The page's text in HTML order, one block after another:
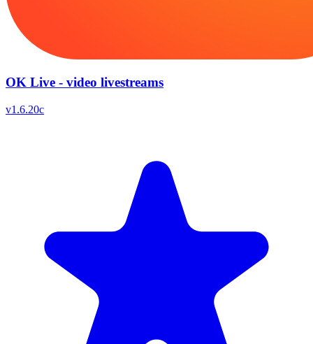
OK Live - video livestreams
v1.6.20c